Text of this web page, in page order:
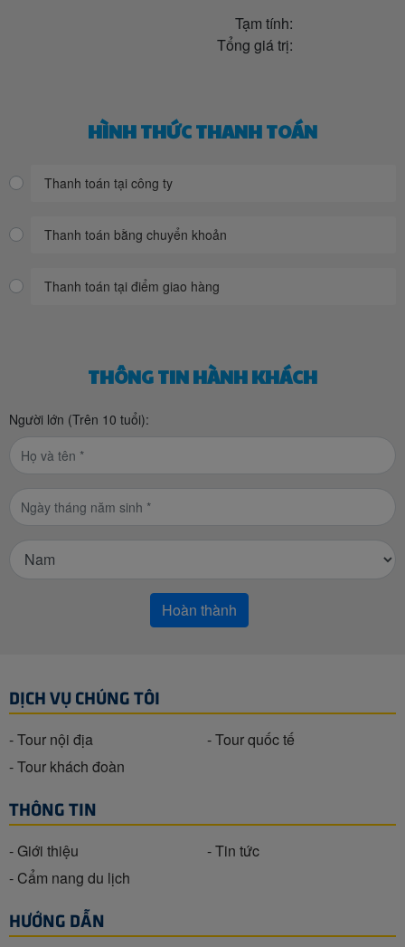
Tạm tính:
Tổng giá trị:
HÌNH THỨC THANH TOÁN
Thanh toán tại công ty
Thanh toán bằng chuyển khoản
Thanh toán tại điểm giao hàng
THÔNG TIN HÀNH KHÁCH
Người lớn (Trên 10 tuổi):
DỊCH VỤ CHÚNG TÔI
- Tour nội địa
- Tour quốc tế
- Tour khách đoàn
THÔNG TIN
- Giới thiệu
- Tin tức
- Cẩm nang du lịch
HƯỚNG DẪN